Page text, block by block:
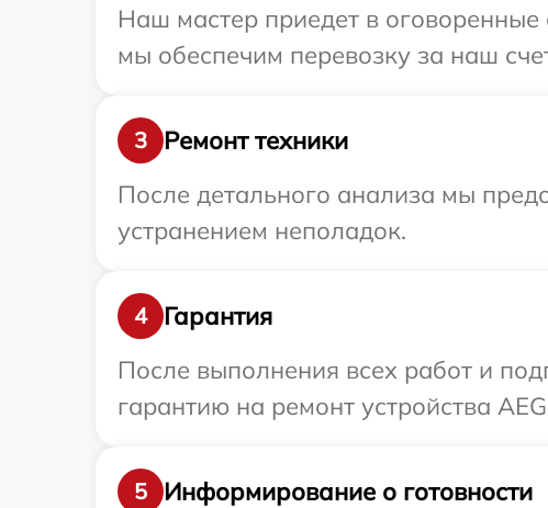
Наш мастер приедет в
мы обеспечим перевозку за наш
3
Ремонт техники
После детального анализа мы
устранением неполадок.
4
Гарантия
После выполнения всех работ и
гарантию на ремонт устройства
5
Информирование о готовности